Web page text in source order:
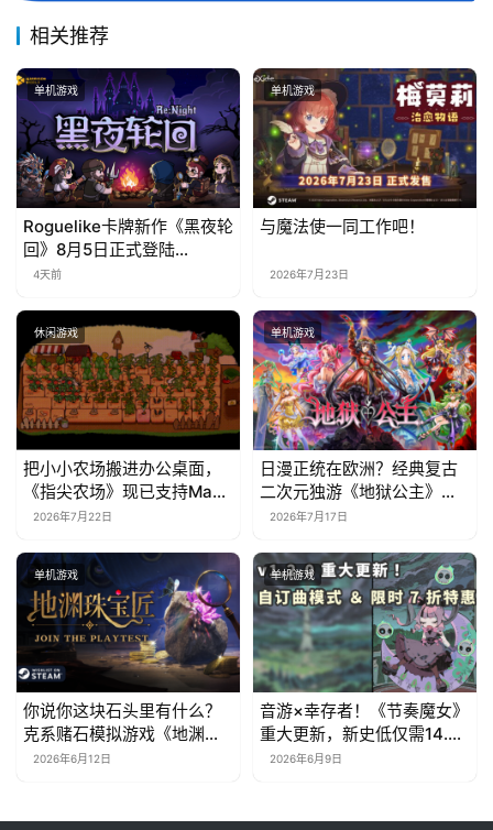
相关推荐
单机游戏
Roguelike卡牌新作《黑夜轮
回》8月5日正式登陆
Steam，首发9折优惠开启
4天前
单机游戏
与魔法使一同工作吧！
2026年7月23日
休闲游戏
把小小农场搬进办公桌面，
《指尖农场》现已支持Mac
系统！
2026年7月22日
单机游戏
日漫正统在欧洲？经典复古
二次元独游《地狱公主》现
已EA上线
2026年7月17日
单机游戏
你说你这块石头里有什么？
克系赌石模拟游戏《地渊珠
宝匠》6月12日开启Steam
2026年6月12日
单机游戏
音游×幸存者！《节奏魔女》
重大更新，新史低仅需14.7
元2026年6月9日